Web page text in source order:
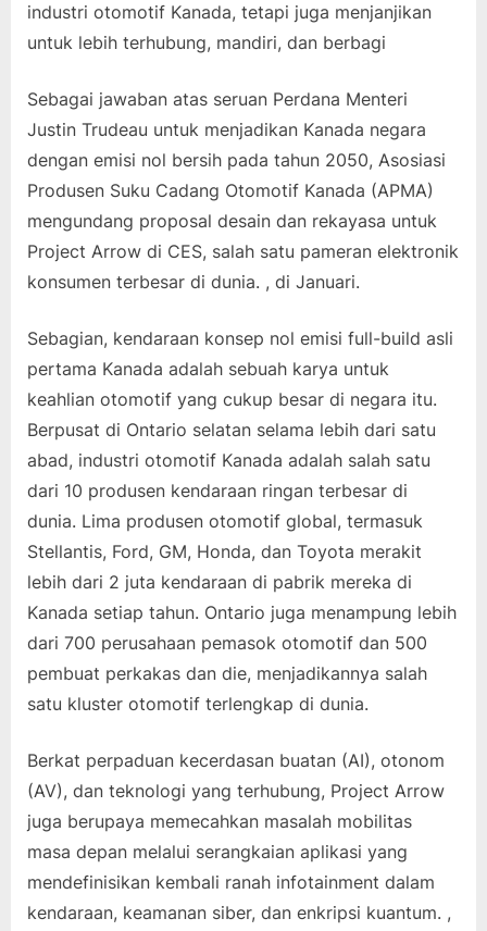
industri otomotif Kanada, tetapi juga menjanjikan
untuk lebih terhubung, mandiri, dan berbagi
Sebagai jawaban atas seruan Perdana Menteri
Justin Trudeau untuk menjadikan Kanada negara
dengan emisi nol bersih pada tahun 2050, Asosiasi
Produsen Suku Cadang Otomotif Kanada (APMA)
mengundang proposal desain dan rekayasa untuk
Project Arrow di CES, salah satu pameran elektronik
konsumen terbesar di dunia. , di Januari.
Sebagian, kendaraan konsep nol emisi full-build asli
pertama Kanada adalah sebuah karya untuk
keahlian otomotif yang cukup besar di negara itu.
Berpusat di Ontario selatan selama lebih dari satu
abad, industri otomotif Kanada adalah salah satu
dari 10 produsen kendaraan ringan terbesar di
dunia. Lima produsen otomotif global, termasuk
Stellantis, Ford, GM, Honda, dan Toyota merakit
lebih dari 2 juta kendaraan di pabrik mereka di
Kanada setiap tahun. Ontario juga menampung lebih
dari 700 perusahaan pemasok otomotif dan 500
pembuat perkakas dan die, menjadikannya salah
satu kluster otomotif terlengkap di dunia.
Berkat perpaduan kecerdasan buatan (AI), otonom
(AV), dan teknologi yang terhubung, Project Arrow
juga berupaya memecahkan masalah mobilitas
masa depan melalui serangkaian aplikasi yang
mendefinisikan kembali ranah infotainment dalam
kendaraan, keamanan siber, dan enkripsi kuantum. ,